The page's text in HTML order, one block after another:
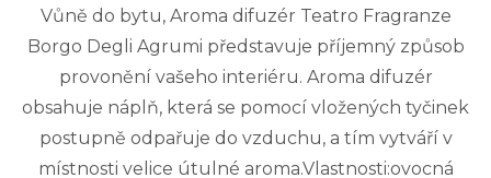
Vůně do bytu, Aroma difuzér Teatro Fragranze
Borgo Degli Agrumi představuje příjemný způsob
provonění vašeho interiéru. Aroma difuzér
obsahuje náplň, která se pomocí vložených tyčinek
postupně odpařuje do vzduchu, a tím vytváří v
místnosti velice útulné aroma.Vlastnosti:ovocná